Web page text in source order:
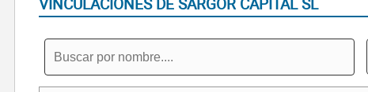
VINCULACIONES DE SARGOR CAPITAL SL